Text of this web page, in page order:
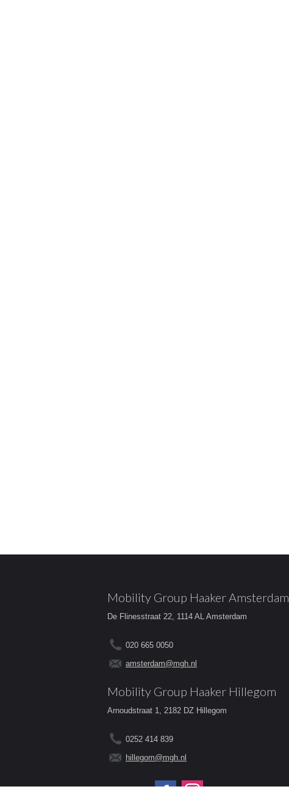
Mobility Group Haaker Amsterdam
De Flinesstraat 22, 1114 AL Amsterdam
020 665 0050
amsterdam@mgh.nl
Mobility Group Haaker Hillegom
Arnoudstraat 1, 2182 DZ Hillegom
0252 414 839
hillegom@mgh.nl
Volg ons op: